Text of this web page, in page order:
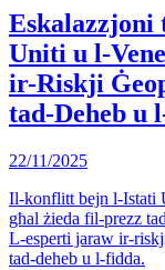
Uniti u l-
ir-Riskji
tad-Deheb u
22/11/2025
Il-konflitt bejn l-Istati
għal żieda fil-prezz
L-esperti jaraw ir-
tad-deheb u l-fidda.